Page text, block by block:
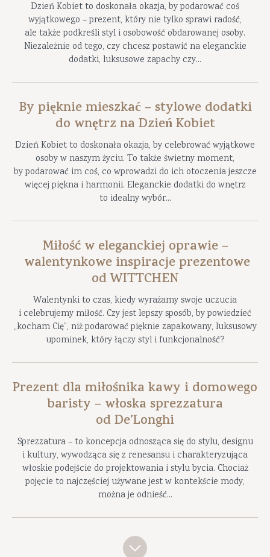
Dzień Kobiet to doskonała okazja, by podarować coś
wyjątkowego – prezent, który nie tylko sprawi radość,
ale także podkreśli styl i osobowość obdarowanej osoby.
Niezależnie od tego, czy chcesz postawić na eleganckie
dodatki, luksusowe zapachy czy...
By pięknie mieszkać – stylowe dodatki
do wnętrz na Dzień Kobiet
Dzień Kobiet to doskonała okazja, by celebrować wyjątkowe
osoby w naszym życiu. To także świetny moment,
by podarować im coś, co wprowadzi do ich otoczenia jeszcze
więcej piękna i harmonii. Eleganckie dodatki do wnętrz
to idealny wybór...
Miłość w eleganckiej oprawie –
walentynkowe inspiracje prezentowe
od WITTCHEN
Walentynki to czas, kiedy wyrażamy swoje uczucia
i celebrujemy miłość. Czy jest lepszy sposób, by powiedzieć
„kocham Cię”, niż podarować pięknie zapakowany, luksusowy
upominek, który łączy styl i funkcjonalność?
Prezent dla miłośnika kawy i domowego
baristy – włoska sprezzatura
od De’Longhi
Sprezzatura – to koncepcja odnosząca się do stylu, designu
i kultury, wywodząca się z renesansu i charakteryzująca
włoskie podejście do projektowania i stylu bycia. Chociaż
pojęcie to najczęściej używane jest w kontekście mody,
można je odnieść...